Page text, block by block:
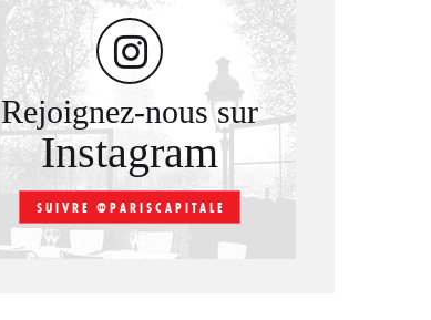
Rejoignez-nous sur
Instagram
SUIVRE @PARISCAPITALE